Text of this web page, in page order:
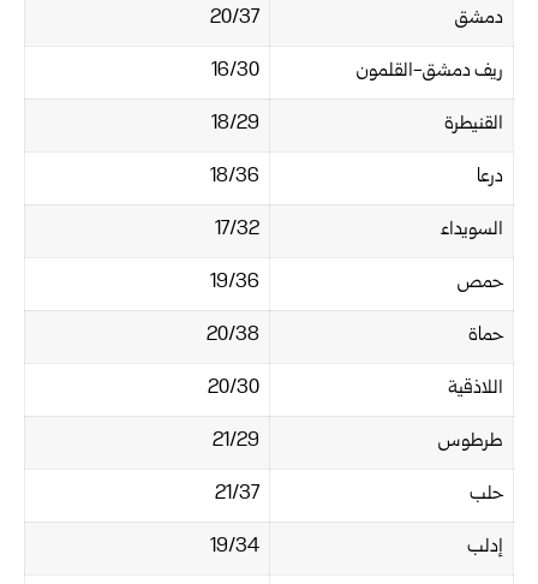
دمشق
20/37
ريف دمشق-القلمون
16/30
القنيطرة
18/29
درعا
18/36
السويداء
17/32
حمص
19/36
حماة
20/38
اللاذقية
20/30
طرطوس
21/29
حلب
21/37
إدلب
19/34